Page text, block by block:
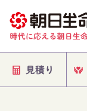
見積り